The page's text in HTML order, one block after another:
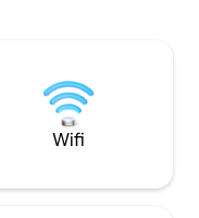
comfortabel
Wifi